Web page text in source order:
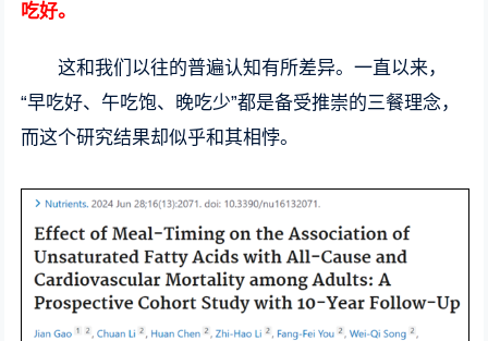
吃好。
这和我们以往的普遍认知有所差异。一直以来，
“早吃好、午吃饱、晚吃少”都是备受推崇的三餐理念，
而这个研究结果却似乎和其相悖。